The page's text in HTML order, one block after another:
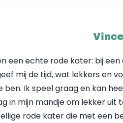
Vince
een echte rode kater: bij
mij de tijd, wat lekkers en
ben. Ik speel graag en kan
in mijn mandje om lekker uit
rode kater die met een